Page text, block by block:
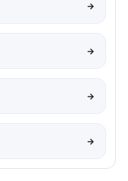
→
→
→
→